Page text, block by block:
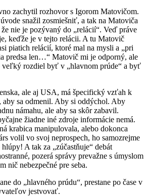
zachytil rozhovor s Igorom Matovičom.
snažil zosmiešniť, a tak na Matoviča
nie je pozývaný do „relácií“. Veď práve
keďže je v tejto relácii. A tu Matovič
piatich relácií, ktoré mal na mysli a „pri
predsa len…“ Matovič mi je odporný, ale
veľký rozdiel byť v „hlavnom prúde“ a byť
ale aj USA, má špecifický vzťah k
aby sa odmenil. Aby si oddýchol. Aby
námahu, ale aby sa skôr zabavil.
žiadne iné zdroje informácie nemá.
krabica manipulovala, alebo dokonca
volil vo svoj neprospech, ho samozrejme
A tak za „zúčastňuje“ debát
pozerá správy prevažne s úmyslom
nič nebezpečné pre seba.
do „hlavného prúdu“, prestane po čase v
jestvovať.